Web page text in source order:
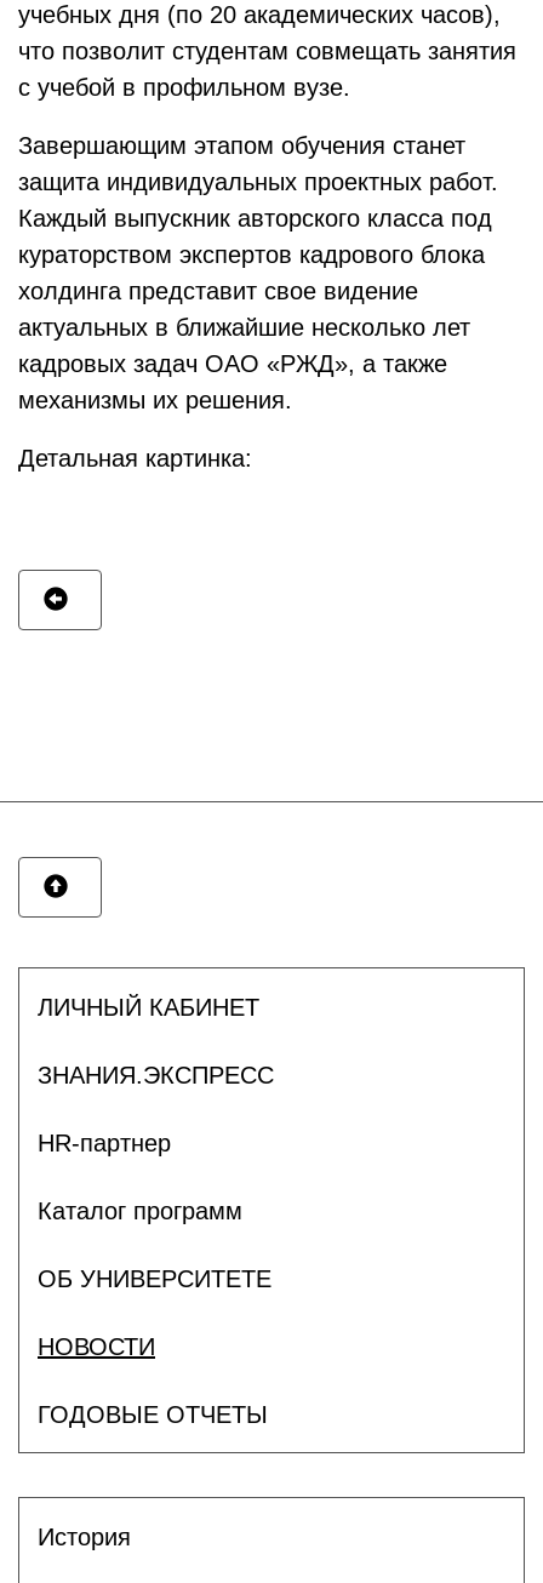
учебных дня (по 20 академических часов),
что позволит студентам совмещать занятия
с учебой в профильном вузе.
Завершающим этапом обучения станет
защита индивидуальных проектных работ.
Каждый выпускник авторского класса под
кураторством экспертов кадрового блока
холдинга представит свое видение
актуальных в ближайшие несколько лет
кадровых задач ОАО «РЖД», а также
механизмы их решения.
Детальная картинка:
ЛИЧНЫЙ КАБИНЕТ
ЗНАНИЯ.ЭКСПРЕСС
HR-партнер
Каталог программ
ОБ УНИВЕРСИТЕТЕ
НОВОСТИ
ГОДОВЫЕ ОТЧЕТЫ
История